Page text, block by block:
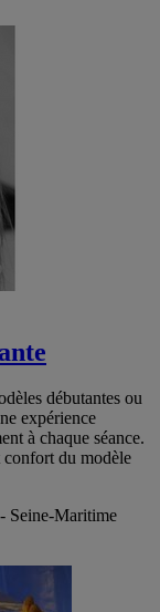
débutantes ou
expérience
à chaque séance.
confort du modèle
Seine-Maritime